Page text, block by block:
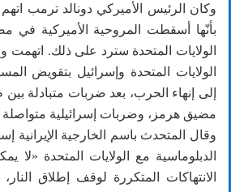
وكان الرئيس الأميركي دونالد ترمب
بأنّها أسقطت المروحية الأميركية في
الولايات المتحدة سترد على ذلك. اتهمت
الولايات المتحدة وإسرائيل بتقويض
إلى إنهاء الحرب، بعد ضربات متبادلة
مضيق هرمز، وضربات إسرائيلية متواصلة
وقال المتحدث باسم الخارجية الإيرانية
الدبلوماسية مع الولايات المتحدة
الانتهاكات المتكررة لوقف إطلاق